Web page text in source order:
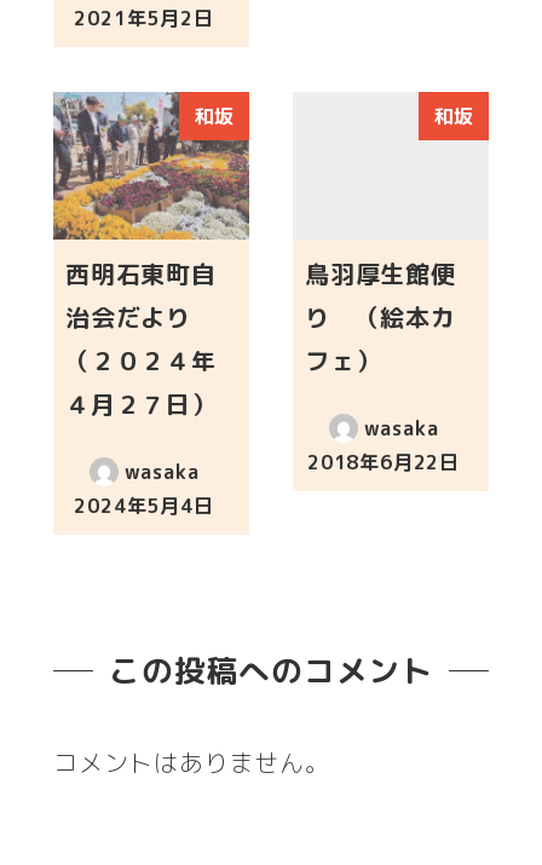
投稿日
2021年5月2日
和坂
西明石東町自
治会だより
（２０２４年
４月２７日）
wasaka
投稿日
2024年5月4日
和坂
鳥羽厚生館便
り （絵本カ
フェ）
wasaka
投稿日
2018年6月22日
この投稿へのコメント
コメントはありません。